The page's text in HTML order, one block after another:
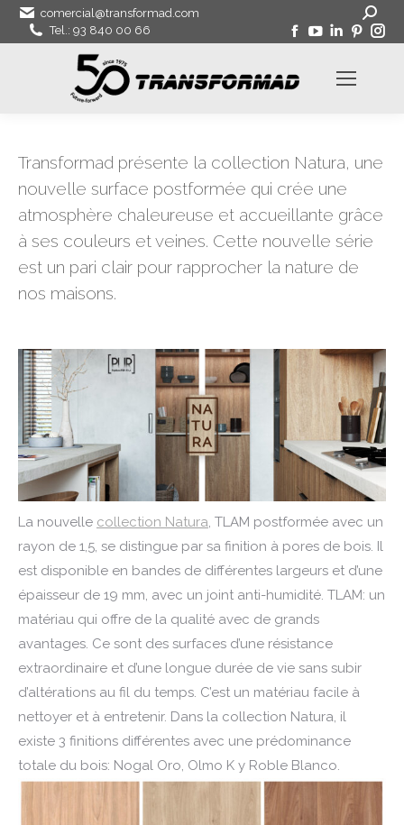
comercial@transformad.com
Tel.: 93 840 00 66
Search:
Facebook
page
Youtube
page
dans
LinkedIn
page
dans
page
Transformad présente la collection Natura, une
nouvelle surface postformée qui crée une
atmosphère chaleureuse et accueillante grâce
à ses couleurs et veines. Cette nouvelle série
est un pari clair pour rapprocher la nature de
nos maisons.
La nouvelle collection Natura, TLAM postformée avec un
rayon de 1,5, se distingue par sa finition à pores de bois. Il
est disponible en bandes de différentes largeurs et d’une
épaisseur de 19 mm, avec un joint anti-humidité. TLAM: un
matériau qui offre de la qualité avec de grands
avantages. Ce sont des surfaces d’une résistance
extraordinaire et d’une longue durée de vie sans subir
d’altérations au fil du temps. C’est un matériau facile à
nettoyer et à entretenir. Dans la collection Natura, il
existe 3 finitions différentes avec une prédominance
totale du bois: Nogal Oro, Olmo K y Roble Blanco.